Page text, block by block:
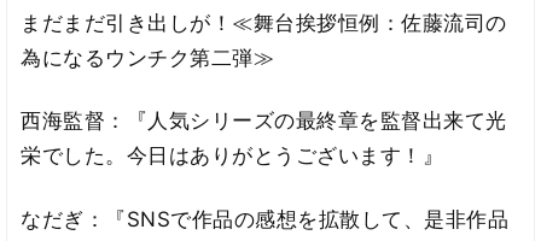
まだまだ引き出しが！≪舞台挨拶恒例：佐藤流司の
為になるウンチク第二弾≫
西海監督：『人気シリーズの最終章を監督出来て光
栄でした。今日はありがとうございます！』
なだぎ：『SNSで作品の感想を拡散して、是非作品